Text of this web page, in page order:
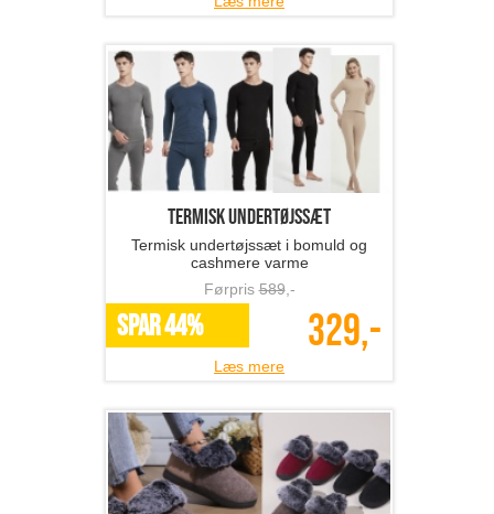
termisk undertøjssæt
Termisk undertøjssæt i bomuld og
cashmere varme
Førpris589,-
SPAR 44% 329,-
Læs mere